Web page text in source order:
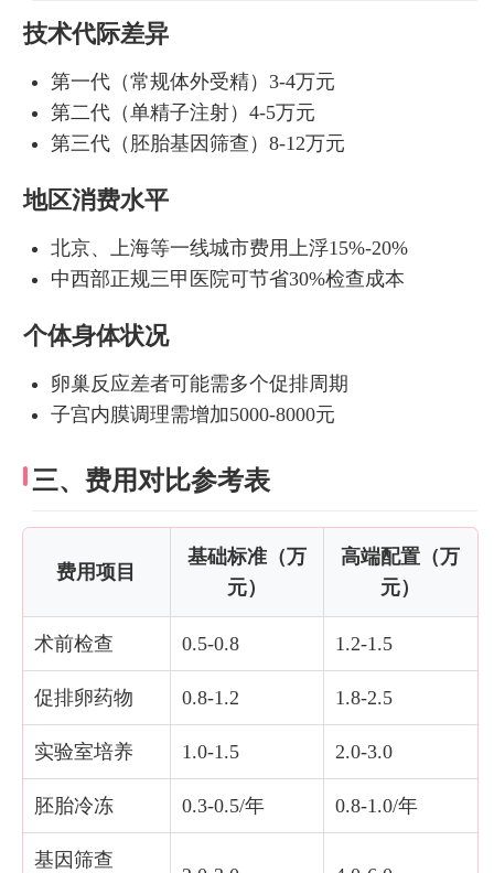
技术代际差异
第一代（常规体外受精）3-4万元
第二代（单精子注射）4-5万元
第三代（胚胎基因筛查）8-12万元
地区消费水平
北京、上海等一线城市费用上浮15%-20%
中西部正规三甲医院可节省30%检查成本
个体身体状况
卵巢反应差者可能需多个促排周期
子宫内膜调理需增加5000-8000元
三、费用对比参考表
费用项目
基础标准（万
元）
高端配置（万
元）
术前检查 0.5-0.8 1.2-1.5
促排卵药物 0.8-1.2 1.8-2.5
实验室培养 1.0-1.5 2.0-3.0
胚胎冷冻 0.3-0.5/年 0.8-1.0/年
基因筛查